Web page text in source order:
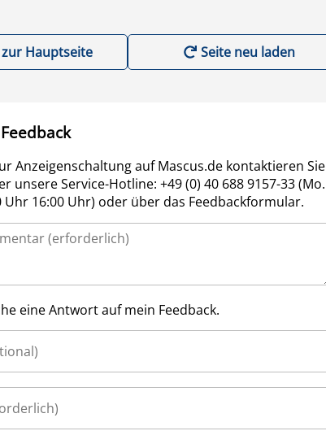
Hauptseite Seite neu laden
Anzeigenschaltung auf Mascus.de kontaktieren Sie
unsere Service-Hotline: +49 (0) 40 688 9157-33 (Mo.
Uhr 16:00 Uhr) oder über das Feedbackformular.
eine Antwort auf mein Feedback.